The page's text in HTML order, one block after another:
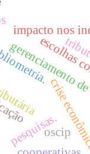
gerenciamento
crise
impacto nos
pesquisas.
oscip
escolhas